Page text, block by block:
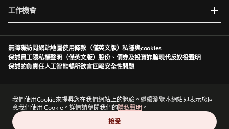
我們使用Cookie來提昇您在我們網站上的體驗。繼續瀏覽本網站即表示您同
意我們使用 Cookie。詳情請參閱我們的隱私聲明 。
接受
工作機會
無障礙訪問網站地圖使用條款（僅英文版）私隱與cookies
保誠員工隱私權聲明（僅英文版）股份、債券及投資詐騙現代反奴役聲明
保誠的負責任人工智能暢所欲言回報安全性問題
London, EC4M 7NG, United Kingdom。註冊編號為1397169。Prudential plc為一家控股公
司，其部分附屬公司由香港保險業監管局及其他監管機構授權及規管（視情況而定）。香港主
要營業地點：香港中環港景街1號國際金融中心一期13 樓。
Prudential plc與保德信金融集團（一家主要營業地點位於美國的公司）及The Prudential